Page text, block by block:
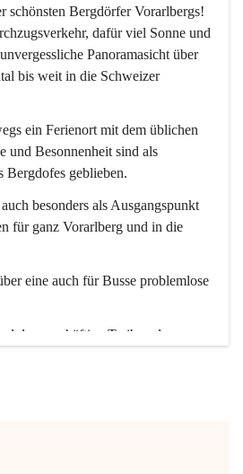
schönsten Bergdörfer Vorarlbergs!
dafür viel Sonne und
Panoramasicht über
bis weit in die Schweizer
ein Ferienort mit dem üblichen
und Besonnenheit sind als
Bergdofes geblieben.
besonders als Ausgangspunkt
für ganz Vorarlberg und in die
eine auch für Busse problemlose
das geschäftige Treiben der